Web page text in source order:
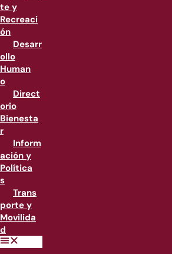
te y
Recreaci
ón
Desarr
ollo
Human
o
Direct
orio
Bienesta
r
Inform
ación y
Política
s
Trans
porte y
Movilida
d